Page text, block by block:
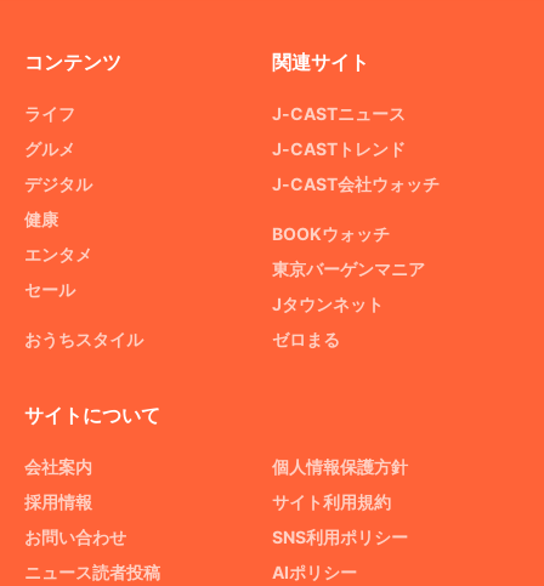
コンテンツ
ライフ
グルメ
デジタル
健康
エンタメ
セール
おうちスタイル
関連サイト
J-CASTニュース
J-CASTトレンド
J-CAST会社ウォッチ
BOOKウォッチ
東京バーゲンマニア
Jタウンネット
ゼロまる
サイトについて
会社案内
採用情報
お問い合わせ
ニュース読者投稿
個人情報保護方針
サイト利用規約
SNS利用ポリシー
AIポリシー